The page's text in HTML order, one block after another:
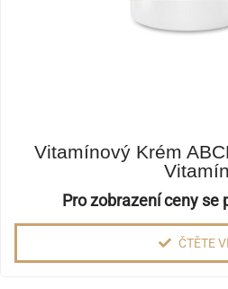
Vitamínový Krém
Pro zobrazení ceny se
ČTĚTE